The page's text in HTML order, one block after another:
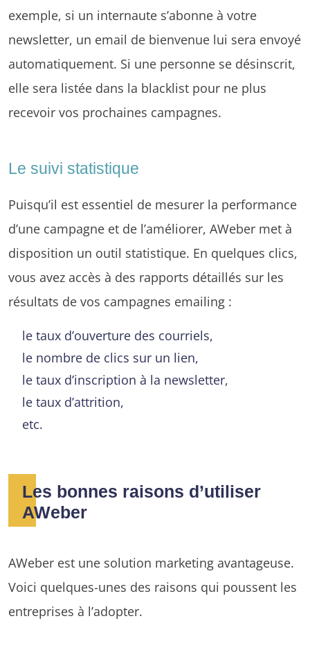
exemple, si un internaute s’abonne à votre
newsletter, un email de bienvenue lui sera envoyé
automatiquement. Si une personne se désinscrit,
elle sera listée dans la blacklist pour ne plus
recevoir vos prochaines campagnes.
Le suivi statistique
Puisqu’il est essentiel de mesurer la performance
d’une campagne et de l’améliorer, AWeber met à
disposition un outil statistique. En quelques clics,
vous avez accès à des rapports détaillés sur les
résultats de vos campagnes emailing :
le taux d’ouverture des courriels,
le nombre de clics sur un lien,
le taux d’inscription à la newsletter,
le taux d’attrition,
etc.
Les bonnes raisons d’utiliser
AWeber
AWeber est une solution marketing avantageuse.
Voici quelques-unes des raisons qui poussent les
entreprises à l’adopter.